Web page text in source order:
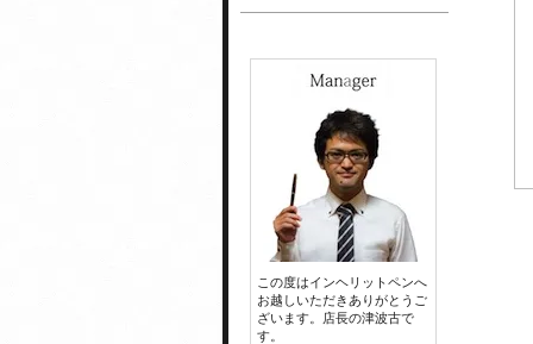
この度はインヘリットペンへ
お越しいただきありがとうご
ざいます。店長の津波古で
す。